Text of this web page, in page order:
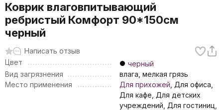
Коврик влаговпитывающий
ребристый Комфорт 90*150см
черный
Написать отзыв
Цвет
черный
Вид загрязнения
влага, мелкая грязь
Место применения
Для прихожей , Для офиса,
Для кафе, Для детских
учреждений, Для гостиниц,